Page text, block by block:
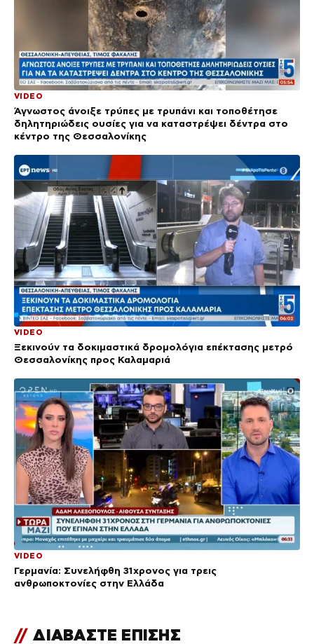
VIDEO
Άγνωστος άνοιξε τρύπες με τρυπάνι και τοποθέτησε
δηλητηριώδεις ουσίες για να καταστρέψει δέντρα στο
κέντρο της Θεσσαλονίκης
VIDEO
Ξεκινούν τα δοκιμαστικά δρομολόγια επέκτασης μετρό
Θεσσαλονίκης προς Καλαμαριά
VIDEO
Γερμανία: Συνελήφθη 31χρονος για τρεις
ανθρωποκτονίες στην Ελλάδα
// ΔΙΑΒΑΣΤΕ ΕΠΙΣΗΣ